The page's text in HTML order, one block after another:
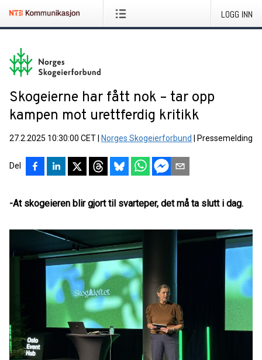
LOGG INN
Skogeierne har fått nok – tar opp
kampen mot urettferdig kritikk
27.2.2025 10:30:00 CET Norges Skogeierforbund Pressemelding
Del
-At skogeieren blir gjort til svarteper, det må ta slutt i dag.